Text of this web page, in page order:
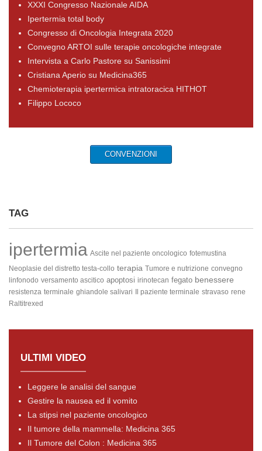
XXXI Congresso Nazionale AIDA
Ipertermia total body
Congresso di Oncologia Integrata 2020
Convegno ARTOI sulle terapie oncologiche integrate
Intervista a Carlo Pastore su Sanissimi
Cristiana Aperio su Medicina365
Chemioterapia ipertermica intratoracica HITHOT
Filippo Lococo
CONVENZIONI
TAG
ipertermia Ascite nel paziente oncologico fotemustina
Neoplasie del distretto testa-collo terapia Tumore e nutrizione convegno
linfonodo versamento ascitico apoptosi irinotecan fegato benessere
resistenza terminale ghiandole salivari Il paziente terminale stravaso rene
Raltitrexed
ULTIMI VIDEO
Leggere le analisi del sangue
Gestire la nausea ed il vomito
La stipsi nel paziente oncologico
Il tumore della mammella: Medicina 365
Il Tumore del Colon : Medicina 365